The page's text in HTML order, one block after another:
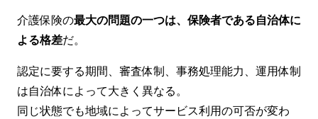
介護保険の最大の問題の一つは、保険者である自治体に
よる格差だ。
認定に要する期間、審査体制、事務処理能力、運用体制
は自治体によって大きく異なる。
同じ状態でも地域によってサービス利用の可否が変わ